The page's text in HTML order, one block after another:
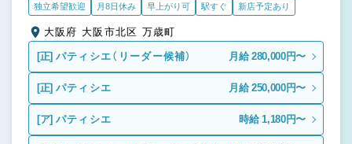
独立希望歓迎 月8日休み 早上がり可 駅すぐ 新店予定あり
大阪府 大阪市北区 万歳町
[正] パティシエ（リーダー候補） 月給 280,000円〜
[正] パティシエ 月給 250,000円〜
[ア] パティシエ 時給 1,180円〜